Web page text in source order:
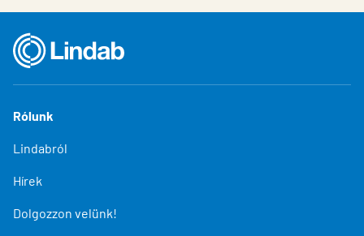
Rólunk
Lindabról
Hírek
Dolgozzon velünk!